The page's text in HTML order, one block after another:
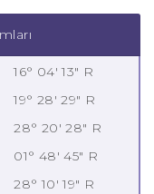
16° 04' 13" R
19° 28' 29" R
28° 20' 28" R
01° 48' 45" R
28° 10' 19" R